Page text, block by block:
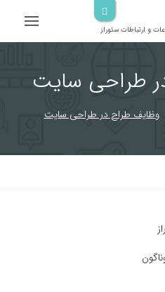
و ارتباطات سئوراز
طراحی سایت
وظایف طراح در طراحی سایت